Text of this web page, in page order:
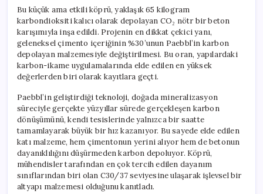
Bu küçük ama etkili köprü, yaklaşık 65 kilogram
karbondioksiti kalıcı olarak depolayan CO₂ nötr bir beton
karışımıyla inşa edildi. Projenin en dikkat çekici yanı,
geleneksel çimento içeriğinin %30’unun Paebbl’in karbon
depolayan malzemesiyle değiştirilmesi. Bu oran, yapılardaki
karbon-ikame uygulamalarında elde edilen en yüksek
değerlerden biri olarak kayıtlara geçti.
Paebbl’in geliştirdiği teknoloji, doğada mineralizasyon
süreciyle gerçekte yüzyıllar sürede gerçekleşen karbon
dönüşümünü, kendi tesislerinde yalnızca bir saatte
tamamlayarak büyük bir hız kazanıyor. Bu sayede elde edilen
katı malzeme, hem çimentonun yerini alıyor hem de betonun
dayanıklılığını düşürmeden karbon depoluyor. Köprü,
mühendisler tarafından en çok tercih edilen dayanım
sınıflarından biri olan C30/37 seviyesine ulaşarak işlevsel bir
altyapı malzemesi olduğunu kanıtladı.